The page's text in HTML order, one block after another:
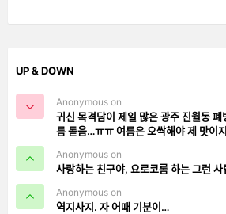
UP & DOWN
Anonymous on
귀신 목격담이 제일 많은 광주
름 돋음…ㅠㅠ 여름은 오싹해야 제
Anonymous on
사랑하는 친구야, 요로코롬 하는 그런
Anonymous on
역지사지. 자 어때 기분이…